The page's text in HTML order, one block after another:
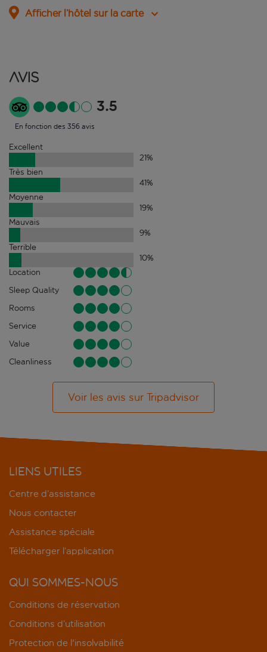
Afficher l’hôtel sur la carte
Avis
3.5
En fonction des 356 avis
Excellent
21%
Très bien
41%
Moyenne
19%
Mauvais
9%
Terrible
10%
Location
Sleep Quality
Rooms
Service
Value
Cleanliness
Voir les avis sur Tripadvisor
LIENS UTILES
Centre d’assistance
Nous contacter
Assistance spéciale
Télécharger l’application
QUI SOMMES-NOUS
Conditions de réservation
Conditions d’utilisation
Protection de l'insolvabilité